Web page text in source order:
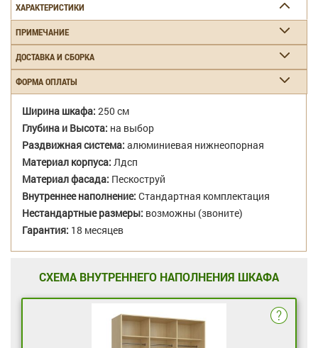
ХАРАКТЕРИСТИКИ
ПРИМЕЧАНИЕ
ДОСТАВКА И СБОРКА
ФОРМА ОПЛАТЫ
Ширина шкафа: 250 см
Глубина и Высота: на выбор
Раздвижная система: алюминиевая нижнеопорная
Материал корпуса: Лдсп
Материал фасада: Пескоструй
Внутреннее наполнение: Стандартная комплектация
Нестандартные размеры: возможны (звоните)
Гарантия: 18 месяцев
СХЕМА ВНУТРЕННЕГО НАПОЛНЕНИЯ ШКАФА